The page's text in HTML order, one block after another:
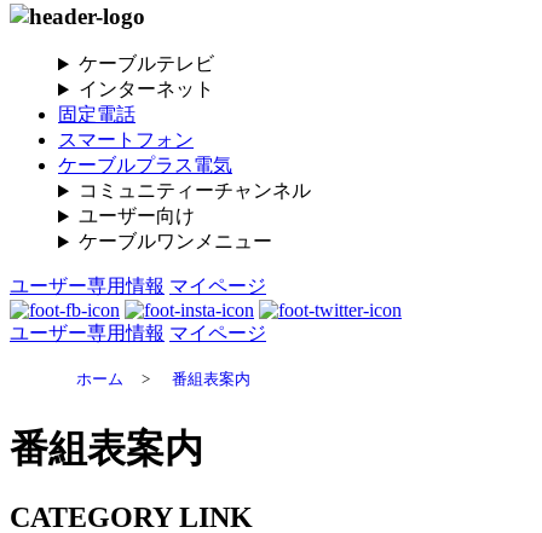
ケーブルテレビ
インターネット
固定電話
スマートフォン
ケーブルプラス電気
コミュニティーチャンネル
ユーザー向け
ケーブルワンメニュー
ユーザー専用情報 マイページ
ユーザー専用情報 マイページ
ホーム > 番組表案内
番組表案内
CATEGORY LINK